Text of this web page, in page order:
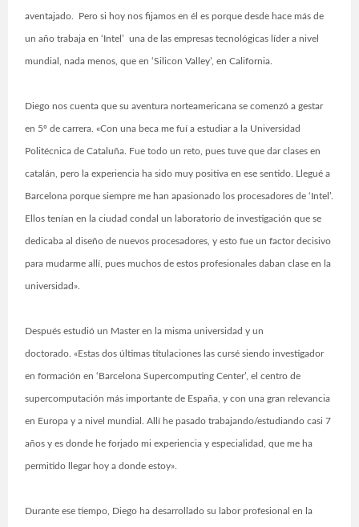
aventajado. Pero si hoy nos fijamos en él es porque desde hace más de
un año trabaja en ‘Intel’ una de las empresas tecnológicas líder a nivel
mundial, nada menos, que en ‘Silicon Valley’, en California.
Diego nos cuenta que su aventura norteamericana se comenzó a gestar
en 5º de carrera. «Con una beca me fuí a estudiar a la Universidad
Politécnica de Cataluña. Fue todo un reto, pues tuve que dar clases en
catalán, pero la experiencia ha sido muy positiva en ese sentido. Llegué a
Barcelona porque siempre me han apasionado los procesadores de ‘Intel’.
Ellos tenían en la ciudad condal un laboratorio de investigación que se
dedicaba al diseño de nuevos procesadores, y esto fue un factor decisivo
para mudarme allí, pues muchos de estos profesionales daban clase en la
universidad».
Después estudió un Master en la misma universidad y un
doctorado. «Estas dos últimas titulaciones las cursé siendo investigador
en formación en ‘Barcelona Supercomputing Center’, el centro de
supercomputación más importante de España, y con una gran relevancia
en Europa y a nivel mundial. Allí he pasado trabajando/estudiando casi 7
años y es donde he forjado mi experiencia y especialidad, que me ha
permitido llegar hoy a donde estoy».
Durante ese tiempo, Diego ha desarrollado su labor profesional en la